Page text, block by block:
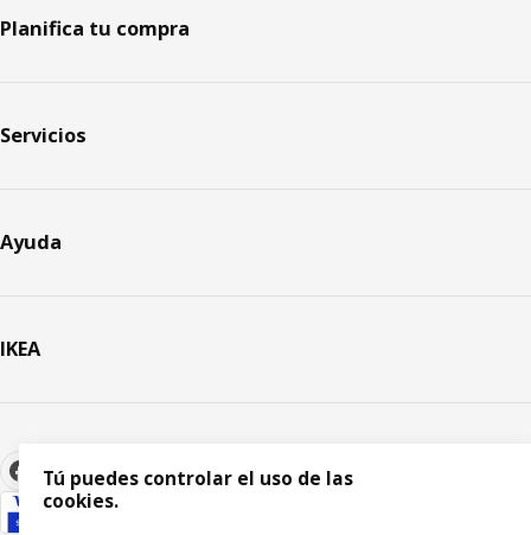
Planifica tu compra
Servicios
Ayuda
IKEA
Tú puedes controlar el uso de las
cookies.